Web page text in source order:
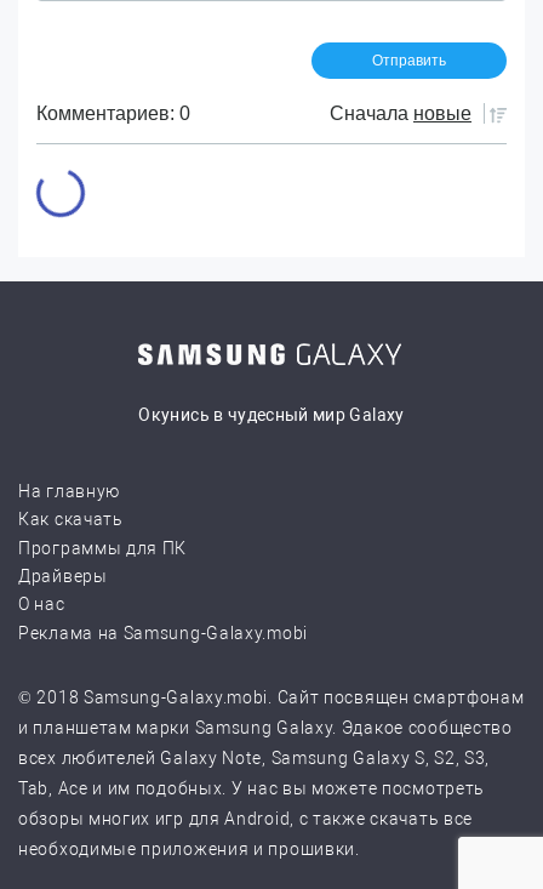
Комментариев: 0 Сначала новые
Окунись в чудесный мир Galaxy
На главную
Как скачать
Программы для ПК
Драйверы
О нас
Реклама на Samsung-Galaxy.mobi
© 2018 Samsung-Galaxy.mobi. Сайт посвящен смартфонам
и планшетам марки Samsung Galaxy. Эдакое сообщество
всех любителей Galaxy Note, Samsung Galaxy S, S2, S3,
Tab, Ace и им подобных. У нас вы можете посмотреть
обзоры многих игр для Android, с также скачать все
необходимые приложения и прошивки.